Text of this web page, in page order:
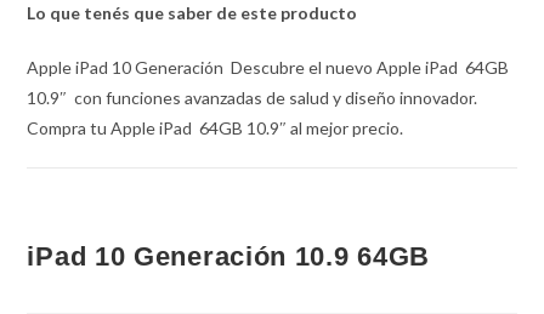
Lo que tenés que saber de este producto
Apple iPad 10 Generación Descubre el nuevo Apple iPad 64GB
10.9″ con funciones avanzadas de salud y diseño innovador.
Compra tu Apple iPad 64GB 10.9″ al mejor precio.
iPad 10 Generación 10.9 64GB